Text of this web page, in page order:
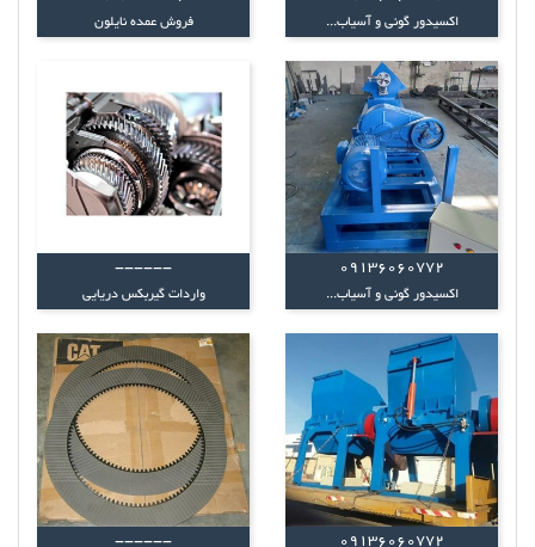
اکسیدور گونی و آسیاب... فروش عمده نایلون
09136060772
اکسیدور گونی و آسیاب...
------
واردات گیربکس دریایی
09136060772
------